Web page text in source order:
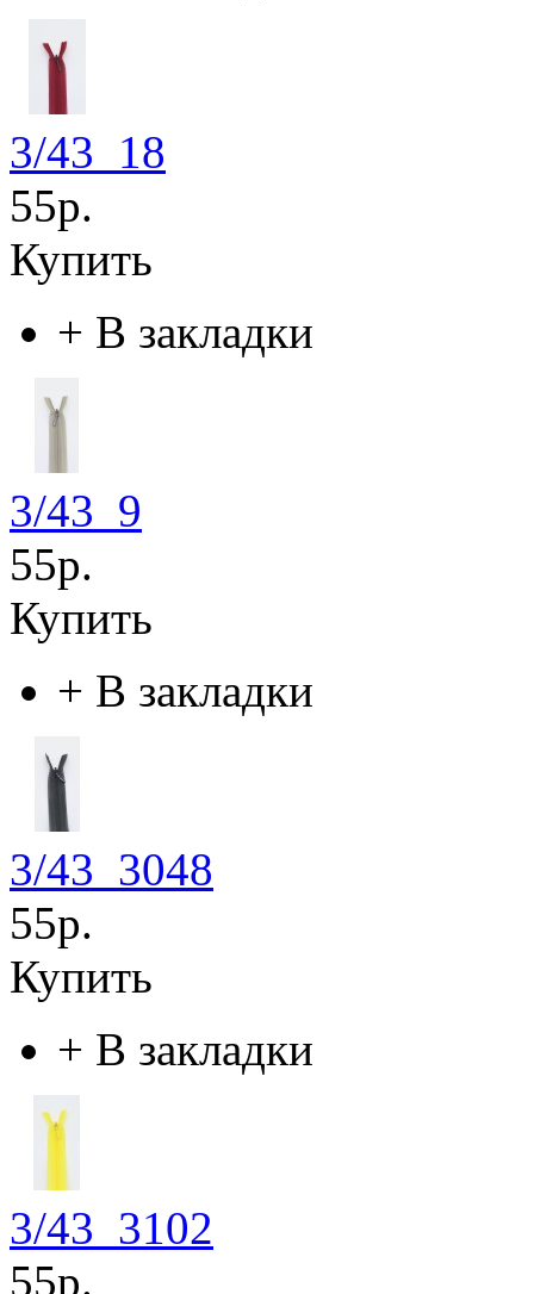
3/43_18
55р.
Купить
+ В закладки
3/43_9
55р.
Купить
+ В закладки
3/43_3048
55р.
Купить
+ В закладки
3/43_3102
55р.